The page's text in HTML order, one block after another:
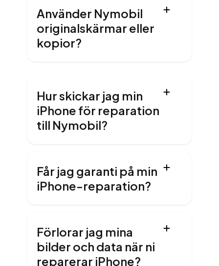
Använder Nymobil
originalskärmar eller
kopior?
Hur skickar jag min
iPhone för reparation
till Nymobil?
Får jag garanti på min
iPhone-reparation?
Förlorar jag mina
bilder och data när ni
reparerar iPhone?